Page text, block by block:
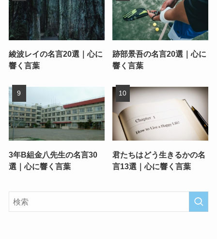
綾波レイの名言20選｜心に
響く言葉
跡部景吾の名言20選｜心に
響く言葉
3年B組金八先生の名言30
選｜心に響く言葉
君たちはどう生きるかの名
言13選｜心に響く言葉